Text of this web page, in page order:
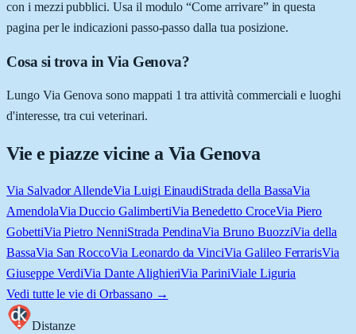
con i mezzi pubblici. Usa il modulo “Come arrivare” in questa
pagina per le indicazioni passo-passo dalla tua posizione.
Cosa si trova in Via Genova?
Lungo Via Genova sono mappati 1 tra attività commerciali e luoghi
d'interesse, tra cui veterinari.
Vie e piazze vicine a Via Genova
Via Salvador AllendeVia Luigi EinaudiStrada della BassaVia
AmendolaVia Duccio GalimbertiVia Benedetto CroceVia Piero
GobettiVia Pietro NenniStrada PendinaVia Bruno BuozziVia della
BassaVia San RoccoVia Leonardo da VinciVia Galileo FerrarisVia
Giuseppe VerdiVia Dante AlighieriVia PariniViale Liguria
Vedi tutte le vie di Orbassano→
Distanze